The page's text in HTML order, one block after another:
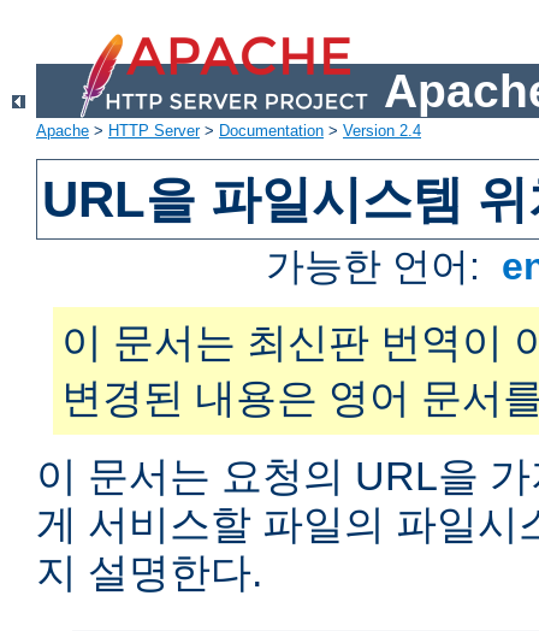
Apache > HTTP Server> Documentation > Version 2.4
URL을 파일시스템
가능한 언어:
이 문서는 최신판 번역이
변경된 내용은 영어 문서
이 문서는 요청의 URL을
게 서비스할 파일의 파일시
지 설명한다.